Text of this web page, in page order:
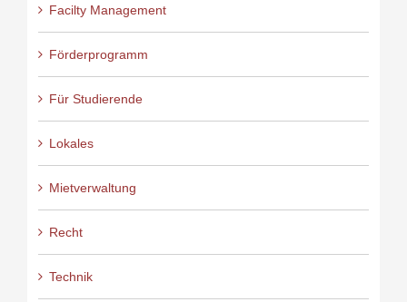
Facilty Management
Förderprogramm
Für Studierende
Lokales
Mietverwaltung
Recht
Technik